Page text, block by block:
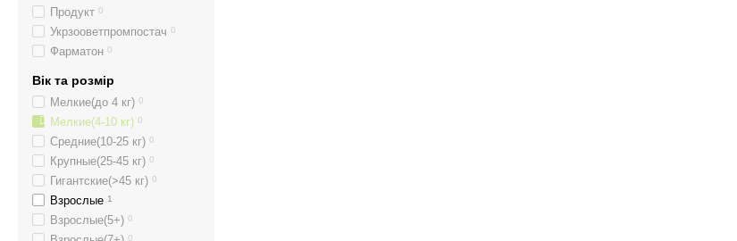
Продукт 0
Укрзооветпромпостач 0
Фарматон 0
Вік та розмір
Мелкие(до 4 кг) 0
Мелкие(4-10 кг) 0
Средние(10-25 кг) 0
Крупные(25-45 кг) 0
Гигантские(>45 кг) 0
Взрослые 1
Взрослые(5+) 0
0